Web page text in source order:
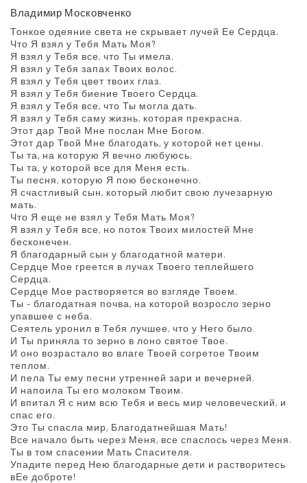
Владимир Московченко
Тонкое одеяние света не скрывает лучей Ее Сердца.
Что Я взял у Тебя Мать Моя?
Я взял у Тебя все, что Ты имела.
Я взял у Тебя запах Твоих волос.
Я взял у Тебя цвет твоих глаз.
Я взял у Тебя биение Твоего Сердца.
Я взял у Тебя все, что Ты могла дать.
Я взял у Тебя саму жизнь, которая прекрасна.
Этот дар Твой Мне послан Мне Богом.
Этот дар Твой Мне благодать, у которой нет цены.
Ты та, на которую Я вечно любуюсь.
Ты та, у которой все для Меня есть.
Ты песня, которую Я пою бесконечно.
Я счастливый сын, который любит свою лучезарную
мать.
Что Я еще не взял у Тебя Мать Моя?
Я взял у Тебя все, но поток Твоих милостей Мне
бесконечен.
Я благодарный сын у благодатной матери.
Сердце Мое греется в лучах Твоего теплейшего
Сердца.
Сердце Мое растворяется во взгляде Твоем.
Ты – благодатная почва, на которой возросло зерно
упавшее с неба.
Сеятель уронил в Тебя лучшее, что у Него было.
И Ты приняла то зерно в лоно святое Твое.
И оно возрастало во влаге Твоей согретое Твоим
теплом.
И пела Ты ему песни утренней зари и вечерней.
И напоила Ты его молоком Твоим.
И впитал Я с ним всю Тебя и весь мир человеческий, и
спас его.
Это Ты спасла мир, Благодатнейшая Мать!
Все начало быть через Меня, все спаслось через Меня.
Ты в том спасении Мать Спасителя.
Упадите перед Нею благодарные дети и растворитесь
вЕе доброте!